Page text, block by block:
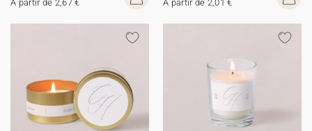
A partir de 2,67 € A partir de 2,01 €